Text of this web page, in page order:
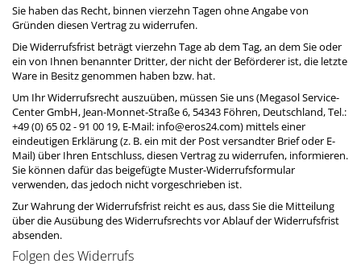
Sie haben das Recht, binnen vierzehn Tagen ohne Angabe von
Gründen diesen Vertrag zu widerrufen.
Die Widerrufsfrist beträgt vierzehn Tage ab dem Tag, an dem Sie oder
ein von Ihnen benannter Dritter, der nicht der Beförderer ist, die letzte
Ware in Besitz genommen haben bzw. hat.
Um Ihr Widerrufsrecht auszuüben, müssen Sie uns (Megasol Service-
Center GmbH, Jean-Monnet-Straße 6, 54343 Föhren, Deutschland, Tel.:
+49 (0) 65 02 - 91 00 19, E-Mail: info@eros24.com) mittels einer
eindeutigen Erklärung (z. B. ein mit der Post versandter Brief oder E-
Mail) über Ihren Entschluss, diesen Vertrag zu widerrufen, informieren.
Sie können dafür das beigefügte Muster-Widerrufsformular
verwenden, das jedoch nicht vorgeschrieben ist.
Zur Wahrung der Widerrufsfrist reicht es aus, dass Sie die Mitteilung
über die Ausübung des Widerrufsrechts vor Ablauf der Widerrufsfrist
absenden.
Folgen des Widerrufs